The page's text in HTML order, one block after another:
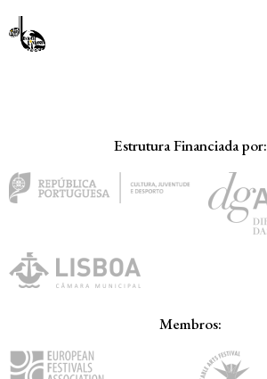
Estrutura Financiada por:
Membros: